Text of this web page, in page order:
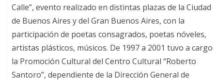
Calle”, evento realizado en distintas plazas de la Ciudad
de Buenos Aires y del Gran Buenos Aires, con la
participación de poetas consagrados, poetas nóveles,
artistas plásticos, músicos. De 1997 a 2001 tuvo a cargo
la Promoción Cultural del Centro Cultural “Roberto
Santoro”, dependiente de la Dirección General de